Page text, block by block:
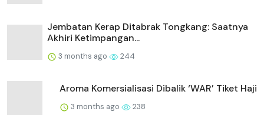
Jembatan Kerap Ditabrak Tongkang: Saatnya
Akhiri Ketimpangan...
3 months ago 244
Aroma Komersialisasi Dibalik ‘WAR’ Tiket Haji
3 months ago 238